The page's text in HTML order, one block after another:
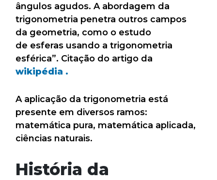
ângulos agudos. A abordagem da
trigonometria penetra outros campos
da geometria, como o estudo
de esferas usando a trigonometria
esférica”. Citação do artigo da
wikipédia .
A aplicação da trigonometria está
presente em diversos ramos:
matemática pura, matemática aplicada,
ciências naturais.
História da